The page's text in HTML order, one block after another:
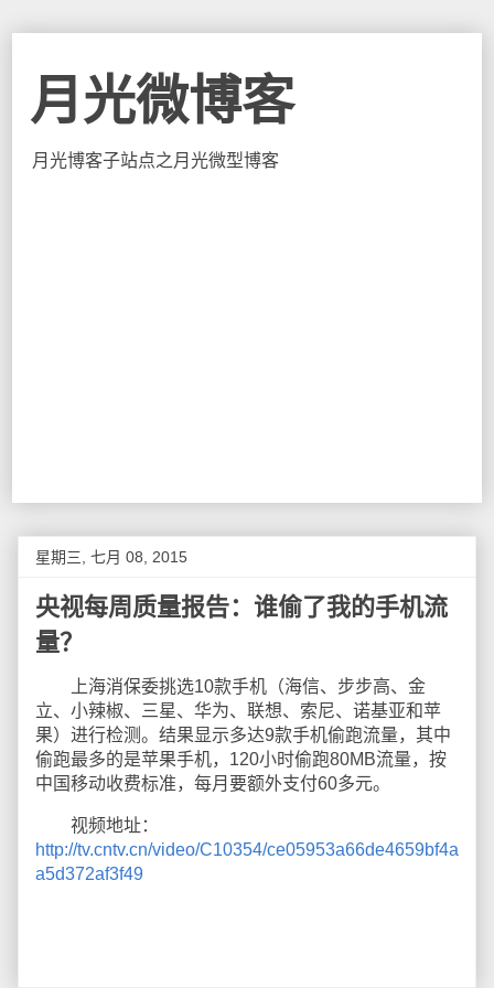
月光微博客
月光博客子站点之月光微型博客
星期三, 七月 08, 2015
央视每周质量报告：谁偷了我的手机流
量？
上海消保委挑选10款手机（海信、步步高、金
立、小辣椒、三星、华为、联想、索尼、诺基亚和苹
果）进行检测。结果显示多达9款手机偷跑流量，其中
偷跑最多的是苹果手机，120小时偷跑80MB流量，按
中国移动收费标准，每月要额外支付60多元。
视频地址：
http://tv.cntv.cn/video/C10354/ce05953a66de4659bf4a
a5d372af3f49